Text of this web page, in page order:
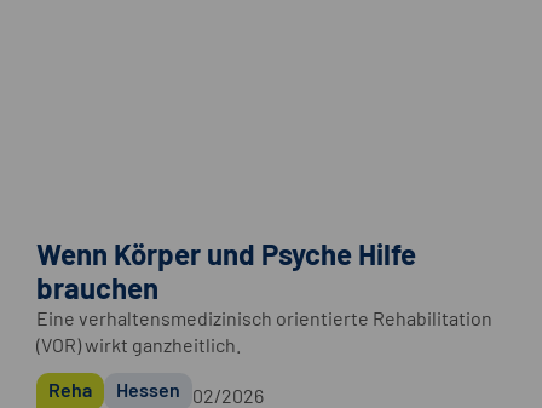
Wenn Körper und Psyche Hilfe
brauchen
Eine verhaltensmedizinisch orientierte Rehabilitation
(VOR) wirkt ganzheitlich.
Reha
Hessen 02/2026